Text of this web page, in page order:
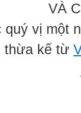
VÀ
quý vị một
thừa kế từ